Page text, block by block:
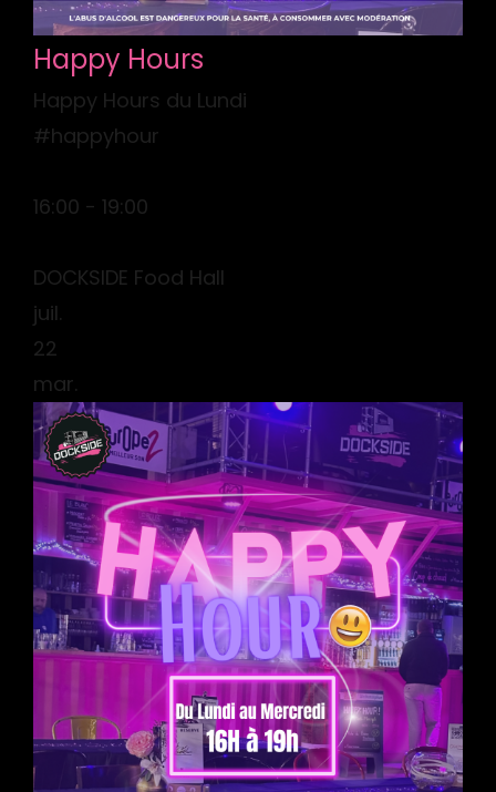
Happy Hours
Happy Hours du Lundi
#happyhour
16:00 - 19:00
DOCKSIDE Food Hall
juil.
22
mar.